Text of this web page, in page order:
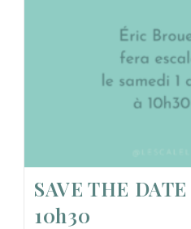
SAVE THE
10h30